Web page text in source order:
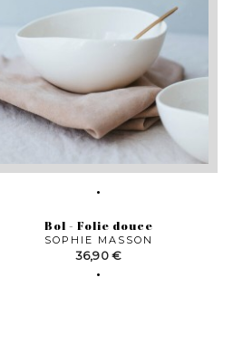
Bol - Folie douce
SOPHIE MASSON
Prix
36,90 €